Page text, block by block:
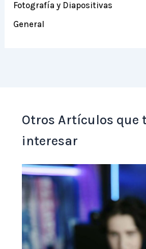
Fotografía y Diapositivas
General
Otros Artículos que
interesar